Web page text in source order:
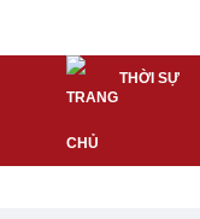
THỜI SỰ